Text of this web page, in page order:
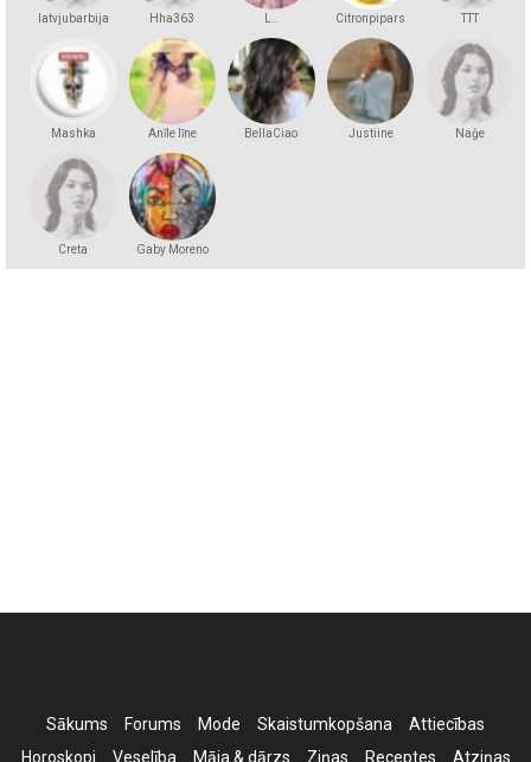
latvjubarbija Hha363 Citronpipars TTT
Mashka
Anīle līne BellaCiao Justiine Naģe
Creta Gaby Moreno
Sākums Forums Mode Skaistumkopšana
Attiecības
Horoskopi
Veselība Māja & dārzs Ziņas Receptes Atziņas